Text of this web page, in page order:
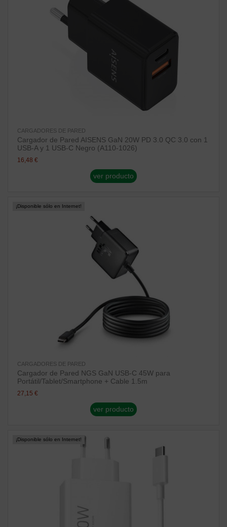
CARGADORES DE PARED
Cargador de Pared AISENS GaN 20W PD 3.0 QC 3.0 con 1
USB-A y 1 USB-C Negro (A110-1026)
16,48 €
ver producto
¡Disponible sólo en Internet!
CARGADORES DE PARED
Cargador de Pared NGS GaN USB-C 45W para
Portátil/Tablet/Smartphone + Cable 1.5m
27,15 €
ver producto
¡Disponible sólo en Internet!